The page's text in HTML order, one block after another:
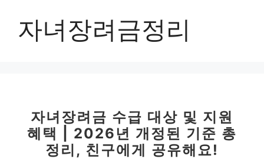
자녀장려금정리
자녀장려금 수급 대상 및 지원
혜택 | 2026년 개정된 기준 총
정리, 친구에게 공유해요!